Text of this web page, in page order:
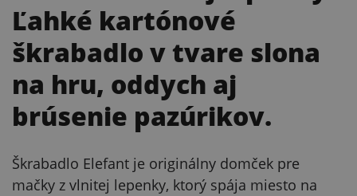
Ľahké kartónové
škrabadlo v tvare slona
na hru, oddych aj
brúsenie pazúrikov.
Škrabadlo Elefant je originálny domček pre
mačky z vlnitej lepenky, ktorý spája miesto na